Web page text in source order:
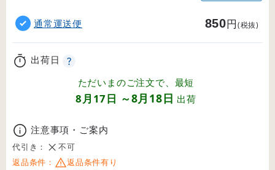
通常運送便 850円(税抜)
出荷日
ただいまのご注文で、最短
8月17日 ～8月18日 出荷
注意事項・ご案内
代引き：
不可
返品条件：
返品条件有り